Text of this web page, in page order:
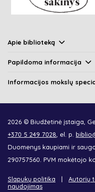
Apie biblioteką
Papildoma informacija
Informacijos mokslų
2026 © Biudžetinė įstaiga,
+370 5 249 7028, el. p.
Duomenys kaupiami ir
290757560. PVM mokėtojo
Slapukų politika
Autorių
naudojimas